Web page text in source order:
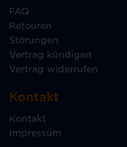
FAQ
Retouren
Störungen
Vertrag kündigen
Vertrag widerrufen
Kontakt
Kontakt
Impressum